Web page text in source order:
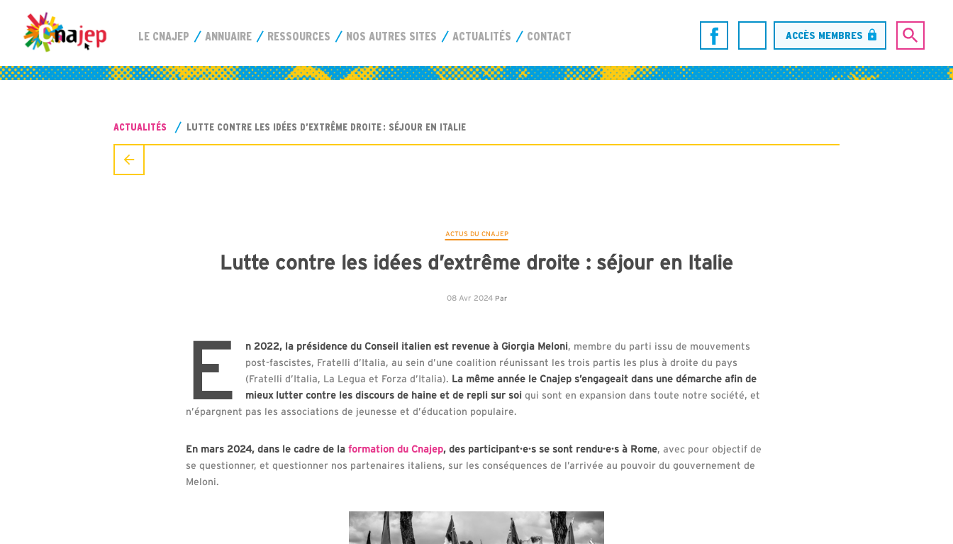
LE CNAJEP ANNUAIRE RESSOURCES NOS AUTRES SITES ACTUALITÉS CONTACT ACCÈS MEMBRES
ACTUALITÉS LUTTE CONTRE LES IDÉES D’EXTRÊME DROITE : SÉJOUR EN ITALIE
ACTUS DU CNAJEP
Lutte contre les idées d’extrême droite : séjour en Italie
08 Avr 2024 Par
E n 2022, la présidence du Conseil italien est revenue à Giorgia Meloni, membre du parti issu de mouvements
post-fascistes, Fratelli d’Italia, au sein d’une coalition réunissant les trois partis les plus à droite du pays
(Fratelli d’Italia, La Legua et Forza d’Italia). La même année le Cnajep s’engageait dans une démarche afin de
mieux lutter contre les discours de haine et de repli sur soi qui sont en expansion dans toute notre société, et
n’épargnent pas les associations de jeunesse et d’éducation populaire.
En mars 2024, dans le cadre de laformation du Cnajep, des participant·e·s se sont rendu·e·s à Rome, avec pour objectif de
se questionner, et questionner nos partenaires italiens, sur les conséquences de l’arrivée au pouvoir du gouvernement de
Meloni.